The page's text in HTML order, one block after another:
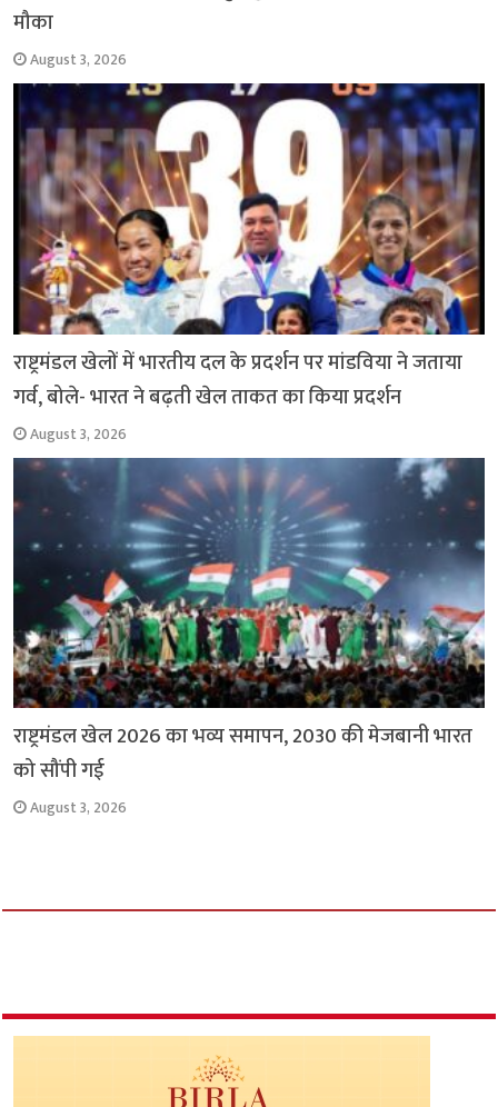
मौका
August 3, 2026
राष्ट्रमंडल खेलों में भारतीय दल के प्रदर्शन पर मांडविया ने जताया
गर्व, बोले- भारत ने बढ़ती खेल ताकत का किया प्रदर्शन
August 3, 2026
राष्ट्रमंडल खेल 2026 का भव्य समापन, 2030 की मेजबानी भारत
को सौंपी गई
August 3, 2026